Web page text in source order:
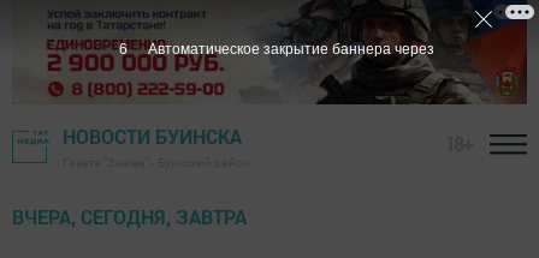
НОВОСТИ БУИНСКА
ВЧЕРА, СЕГОДНЯ, ЗАВТРА
5 Автоматическое закрытие баннера через